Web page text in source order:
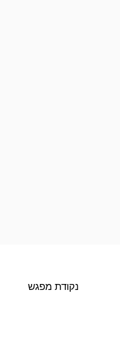
נקודת מפגש